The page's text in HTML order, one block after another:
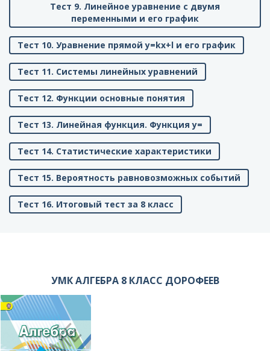
Тест 9. Линейное уравнение с двумя
переменными и его график
Тест 10. Уравнение прямой y=kx+l и его график
Тест 11. Системы линейных уравнений
Тест 12. Функции основные понятия
Тест 13. Линейная функция. Функция y=
Тест 14. Статистические характеристики
Тест 15. Вероятность равновозможных событий
Тест 16. Итоговый тест за 8 класс
УМК АЛГЕБРА 8 КЛАСС ДОРОФЕЕВ